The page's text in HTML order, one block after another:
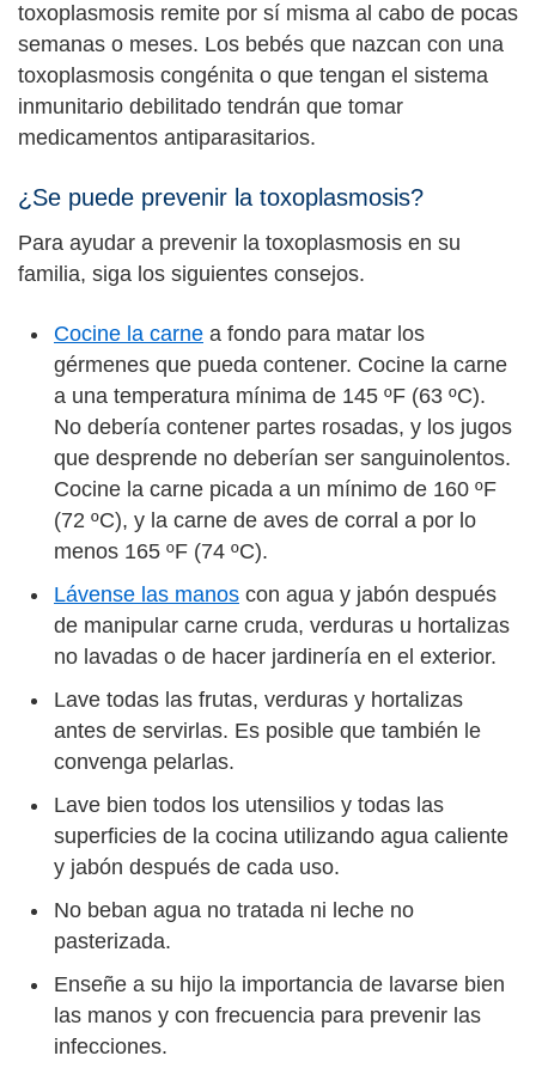
toxoplasmosis remite por sí misma al cabo de pocas
semanas o meses. Los bebés que nazcan con una
toxoplasmosis congénita o que tengan el sistema
inmunitario debilitado tendrán que tomar
medicamentos antiparasitarios.
¿Se puede prevenir la toxoplasmosis?
Para ayudar a prevenir la toxoplasmosis en su
familia, siga los siguientes consejos.
Cocine la carne a fondo para matar los
gérmenes que pueda contener. Cocine la carne
a una temperatura mínima de 145 ºF (63 ºC).
No debería contener partes rosadas, y los jugos
que desprende no deberían ser sanguinolentos.
Cocine la carne picada a un mínimo de 160 ºF
(72 ºC), y la carne de aves de corral a por lo
menos 165 ºF (74 ºC).
Lávense las manos con agua y jabón después
de manipular carne cruda, verduras u hortalizas
no lavadas o de hacer jardinería en el exterior.
Lave todas las frutas, verduras y hortalizas
antes de servirlas. Es posible que también le
convenga pelarlas.
Lave bien todos los utensilios y todas las
superficies de la cocina utilizando agua caliente
y jabón después de cada uso.
No beban agua no tratada ni leche no
pasterizada.
Enseñe a su hijo la importancia de lavarse bien
las manos y con frecuencia para prevenir las
infecciones.